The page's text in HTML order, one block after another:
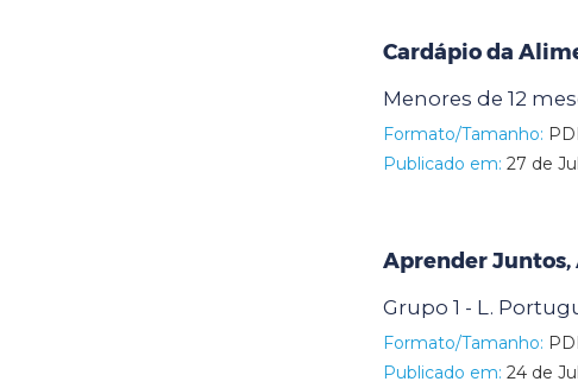
Cardápio da
Menores de 12
Formato/Tamanho:
Publicado em: 27 de
Aprender Juntos,
Grupo 1 - L.
Formato/Tamanho:
Publicado em: 24 de